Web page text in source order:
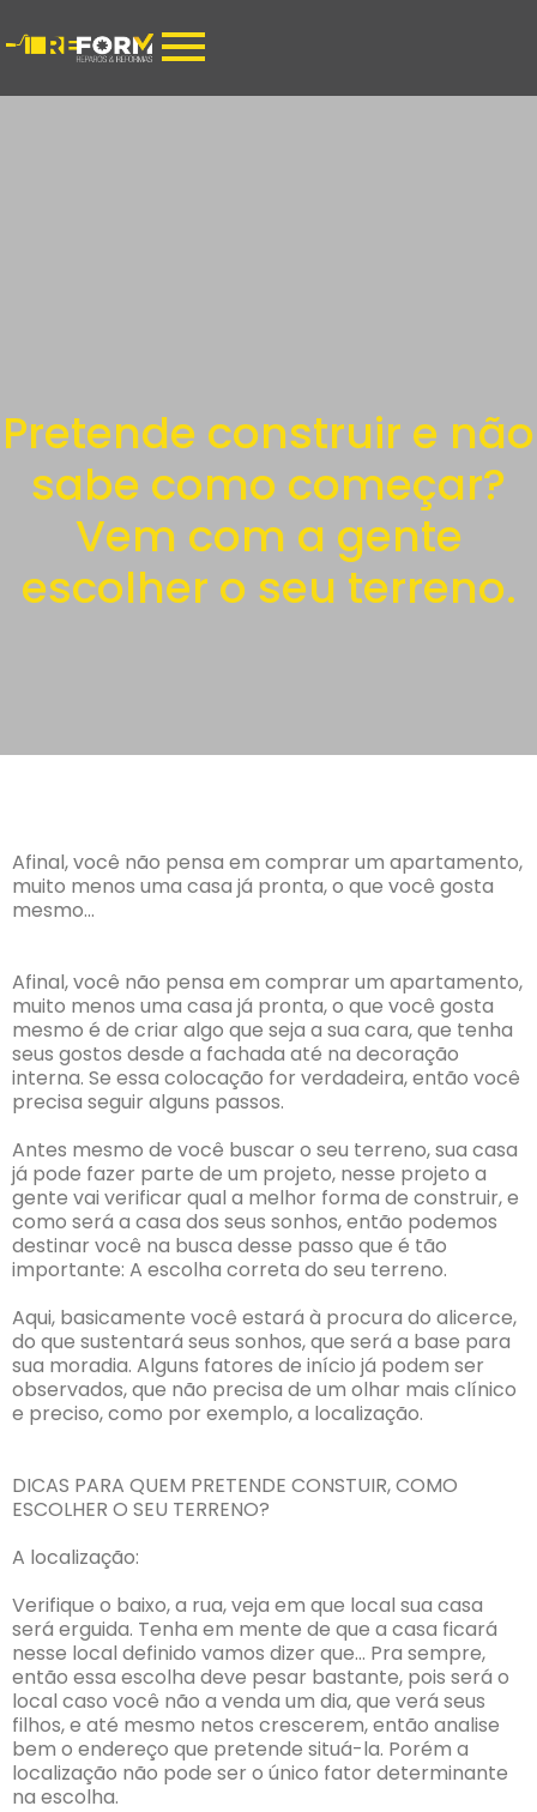
Pretende construir e não
sabe como começar?
Vem com a gente
escolher o seu terreno.
Afinal, você não pensa em comprar um apartamento,
muito menos uma casa já pronta, o que você gosta
mesmo…
Afinal, você não pensa em comprar um apartamento,
muito menos uma casa já pronta, o que você gosta
mesmo é de criar algo que seja a sua cara, que tenha
seus gostos desde a fachada até na decoração
interna. Se essa colocação for verdadeira, então você
precisa seguir alguns passos.
Antes mesmo de você buscar o seu terreno, sua casa
já pode fazer parte de um projeto, nesse projeto a
gente vai verificar qual a melhor forma de construir, e
como será a casa dos seus sonhos, então podemos
destinar você na busca desse passo que é tão
importante: A escolha correta do seu terreno.
Aqui, basicamente você estará à procura do alicerce,
do que sustentará seus sonhos, que será a base para
sua moradia. Alguns fatores de início já podem ser
observados, que não precisa de um olhar mais clínico
e preciso, como por exemplo, a localização.
DICAS PARA QUEM PRETENDE CONSTUIR, COMO
ESCOLHER O SEU TERRENO?
A localização:
Verifique o baixo, a rua, veja em que local sua casa
será erguida. Tenha em mente de que a casa ficará
nesse local definido vamos dizer que… Pra sempre,
então essa escolha deve pesar bastante, pois será o
local caso você não a venda um dia, que verá seus
filhos, e até mesmo netos crescerem, então analise
bem o endereço que pretende situá-la. Porém a
localização não pode ser o único fator determinante
na escolha.